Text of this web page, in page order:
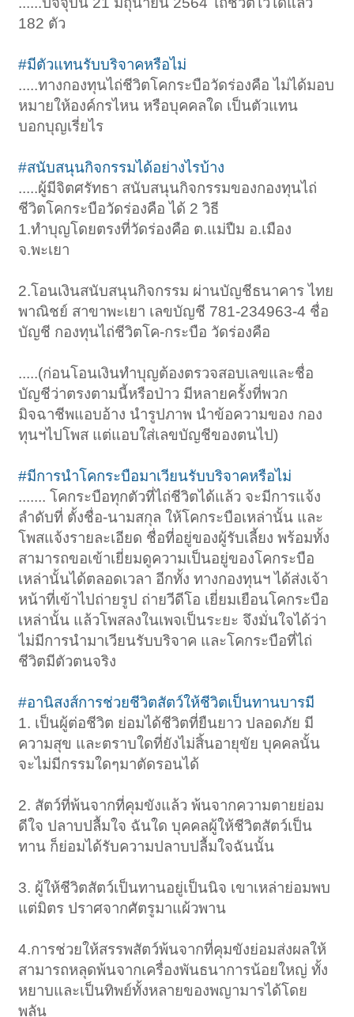
182 ตัว
#มีตัวแทนรับบริจาคหรือไม่
.....ทางกองทุนไถ่ชีวิตโคกระบือวัดร่องคือ ไม่ได้มอบ
หมายให้องค์กรไหน หรือบุคคลใด เป็นตัวแทน
บอกบุญเรี่ยไร
#สนับสนุนกิจกรรมได้อย่างไรบ้าง
.....ผู้มีจิตศรัทธา สนับสนุนกิจกรรมของกองทุนไถ่
ชีวิตโคกระบือวัดร่องคือ ได้ 2 วิธี
1.ทำบุญโดยตรงที่วัดร่องคือ ต.แม่ปืม อ.เมือง
จ.พะเยา
2.โอนเงินสนับสนุนกิจกรรม ผ่านบัญชีธนาคาร ไทย
พาณิชย์ สาขาพะเยา เลขบัญชี 781-234963-4 ชื่อ
บัญชี กองทุนไถ่ชีวิตโค-กระบือ วัดร่องคือ
.....(ก่อนโอนเงินทำบุญต้องตรวจสอบเลขและชื่อ
บัญชีว่าตรงตามนี้หรือป่าว มีหลายครั้งที่พวก
มิจฉาชีพแอบอ้าง นำรูปภาพ นำข้อความของ กอง
ทุนฯไปโพส แต่แอบใส่เลขบัญชีของตนไป)
#มีการนำโคกระบือมาเวียนรับบริจาคหรือไม่
....... โคกระบือทุกตัวที่ไถ่ชีวิตได้แล้ว จะมีการแจ้ง
ลำดับที่ ตั้งชื่อ-นามสกุล ให้โคกระบือเหล่านั้น และ
โพสแจ้งรายละเอียด ชื่อที่อยู่ของผู้รับเลี้ยง พร้อมทั้ง
สามารถขอเข้าเยี่ยมดูความเป็นอยู่ของโคกระบือ
เหล่านั้นได้ตลอดเวลา อีกทั้ง ทางกองทุนฯ ได้ส่งเจ้า
หน้าที่เข้าไปถ่ายรูป ถ่ายวีดีโอ เยี่ยมเยือนโคกระบือ
เหล่านั้น แล้วโพสลงในเพจเป็นระยะ จึงมั่นใจได้ว่า
ไม่มีการนำมาเวียนรับบริจาค และโคกระบือที่ไถ่
ชีวิตมีตัวตนจริง
#อานิสงส์การช่วยชีวิตสัตว์ให้ชีวิตเป็นทานบารมี
1. เป็นผู้ต่อชีวิต ย่อมได้ชีวิตที่ยืนยาว ปลอดภัย มี
ความสุข และตราบใดที่ยังไม่สิ้นอายุขัย บุคคลนั้น
จะไม่มีกรรมใดๆมาตัดรอนได้
2. สัตว์ที่พ้นจากที่คุมขังแล้ว พ้นจากความตายย่อม
ดีใจ ปลาบปลื้มใจ ฉันใด บุคคลผู้ให้ชีวิตสัตว์เป็น
ทาน ก็ย่อมได้รับความปลาบปลื้มใจฉันนั้น
3. ผู้ให้ชีวิตสัตว์เป็นทานอยู่เป็นนิจ เขาเหล่าย่อมพบ
แต่มิตร ปราศจากศัตรูมาแผ้วพาน
4.การช่วยให้สรรพสัตว์พ้นจากที่คุมขังย่อมส่งผลให้
สามารถหลุดพ้นจากเครื่องพันธนาการน้อยใหญ่ ทั้ง
หยาบและเป็นทิพย์ทั้งหลายของพญามารได้โดย
พลัน